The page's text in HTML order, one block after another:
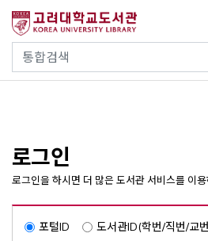
건
통합검색
사이트내 검색
로그인
로그인을 하시면 더 많은 도서관 서비스를 이
포털ID 도서관ID(학번/직번/교